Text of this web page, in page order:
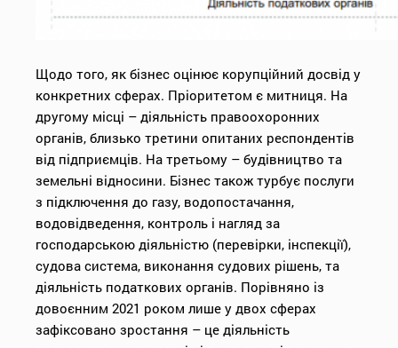
Щодо того, як бізнес оцінює корупційний досвід у
конкретних сферах. Пріоритетом є митниця. На
другому місці – діяльність правоохоронних
органів, близько третини опитаних респондентів
від підприємців. На третьому – будівництво та
земельні відносини. Бізнес також турбує послуги
з підключення до газу, водопостачання,
водовідведення, контроль і нагляд за
господарською діяльністю (перевірки, інспекції),
судова система, виконання судових рішень, та
діяльність податкових органів. Порівняно із
довоєнним 2021 роком лише у двох сферах
зафіксовано зростання – це діяльність